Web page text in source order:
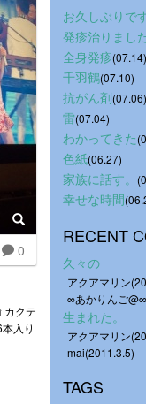
0
カクテ
入り
お久しぶりで
発疹治りまし
全身発疹(07.14)
千羽鶴(07.10)
抗がん剤(07.06)
雷(07.04)
わかってきた
色紙(06.27)
家族に話す。
幸せな時間
RECENT
久々の
アクアマリン
∞あかりんご
生まれた。
アクアマリン
mai(2011.3.5)
TAGS